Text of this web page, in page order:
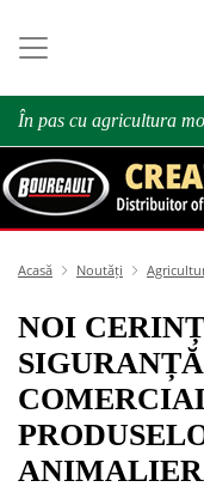
În pas cu agricultura
Acasă Noutăți
NOI